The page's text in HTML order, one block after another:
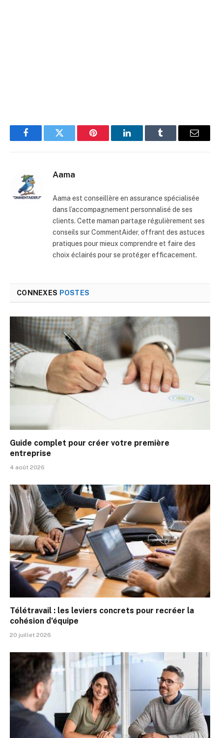
FacebookTwitter Pinterest LinkedInTumblr
E-
Aama
Aama est conseillère en assurance spécialisée
dans l’accompagnement personnalisé de ses
clients. Cette maman partage régulièrement ses
conseils sur CommentAider, offrant des astuces
pratiques pour mieux comprendre et faire des
choix éclairés pour se protéger efficacement.
CONNEXES POSTES
Guide complet pour créer votre première
entreprise
4 août 2026
Télétravail : les leviers concrets pour recréer la
cohésion d’équipe
20 juillet 2026